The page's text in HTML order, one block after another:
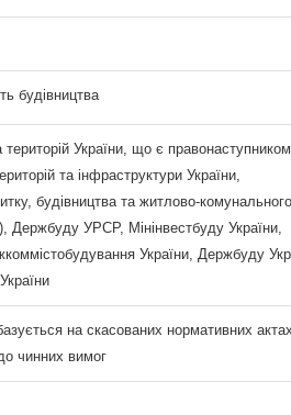
будівництва
територій України, що є правонаступником
та інфраструктури України,
будівництва та житлово-комунального
Держбуду УРСР, Мінінвестбуду України,
України, Держбуду
на скасованих нормативних
чинних вимог